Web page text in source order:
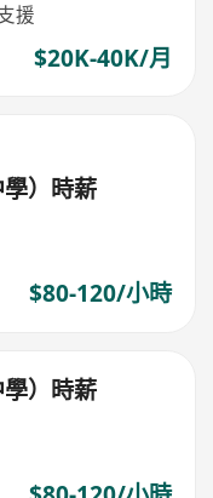
援
$20K-40K/月
）時薪
$80-120/小時
）時薪